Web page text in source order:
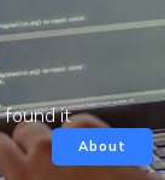
found it
About